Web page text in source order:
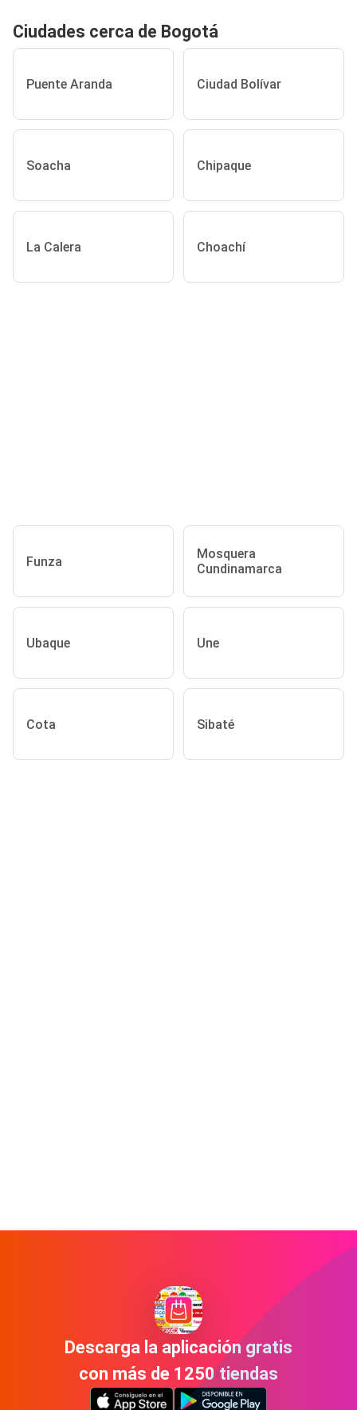
Ciudades cerca de Bogotá
Puente Aranda Ciudad Bolívar
Soacha Chipaque
La Calera Choachí
Funza
Mosquera
Cundinamarca
Ubaque Une
Cota Sibaté
Descarga la aplicación gratis
con más de 1250 tiendas